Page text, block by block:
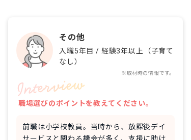
その他
入職5年目 / 経験3年以上（子育て
なし）
※取材時の情報です。
職場選びのポイントを教えてください。
前職は小学校教員。当時から、放課後デイ